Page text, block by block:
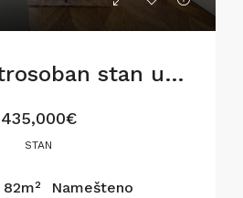
Luksuzan trosoban stan u BW Metropolitan,82m2
435,000€
STAN
82m² Namešteno